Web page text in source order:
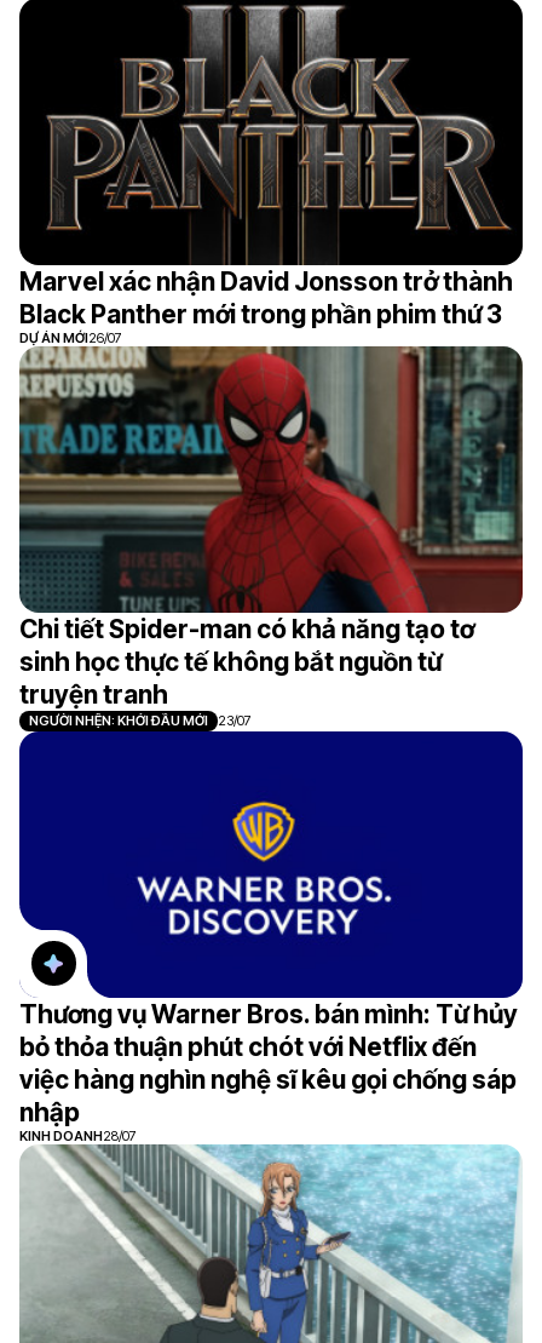
Marvel xác nhận David Jonsson trở thành
Black Panther mới trong phần phim thứ 3
DỰ ÁN MỚI26/07
Chi tiết Spider-man có khả năng tạo tơ
sinh học thực tế không bắt nguồn từ
truyện tranh
NGƯỜI NHỆN: KHỞI ĐẦU MỚI 23/07
Thương vụ Warner Bros. bán mình: Từ hủy
bỏ thỏa thuận phút chót với Netflix đến
việc hàng nghìn nghệ sĩ kêu gọi chống sáp
nhập
KINH DOANH28/07